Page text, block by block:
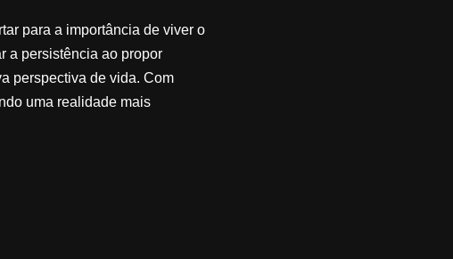
para a importância de viver o
a persistência ao propor
perspectiva de vida. Com
uma realidade mais